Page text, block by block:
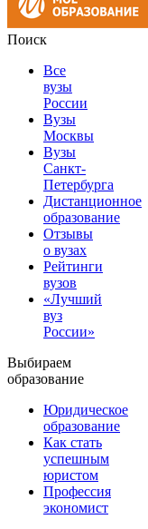
Поиск
Все
вузы
России
Вузы
Москвы
Вузы
Санкт-
Петербурга
Дистанционное
образование
Отзывы
о вузах
Рейтинги
вузов
«Лучший
вуз
России»
Выбираем
образование
Юридическое
образование
Как стать
успешным
юристом
Профессия
экономист